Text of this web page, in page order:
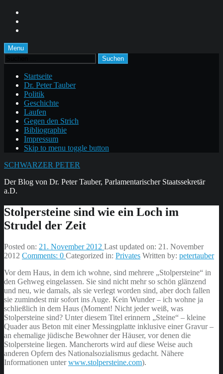
content
footer
Menu
Suchen
nach:
Startseite
Dr. Peter Tauber
Politik
Geschichte
Laufen
Gegen den Strich
Bibliographie
Impressum
Skip to menu toggle button
SCHWARZER PETER
Der Blog von Dr. Peter Tauber, Parlamentarischer Staatssekretär
a.D.
Stolpersteine sind wie ein Loch im
Strudel der Zeit
Posted on: 21. November 2012 Last updated on: 21. November
2012 Comments: 0 Categorized in: Privates Written by: petertauber
Vor dem Haus, in dem ich wohne, sind mehrere „Stolpersteine“ in
den Gehweg eingelassen. Sie sind nicht mehr so schön glänzend
und neu, wie damals, als sie verlegt worden sind, aber doch fallen
sie zumindest mir sofort ins Auge. Kein Wunder – ich wohne ja
schließlich in dem Haus (Moment! Nicht jeder weiß, was
Stolpersteine sind? Unter diesem Titel erinnern „Steine“ – kleine
Quader aus Beton mit einer Messingplatte inklusive einer Gravur –
an ehemalige jüdische Bewohner der Häuser, vor denen die
Stolpersteine liegen. Mancherorts wird auf diese Weise auch
anderen Opfern des Nationalsozialismus gedacht. Nähere
Informationen unterwww.stolpersteine.com).